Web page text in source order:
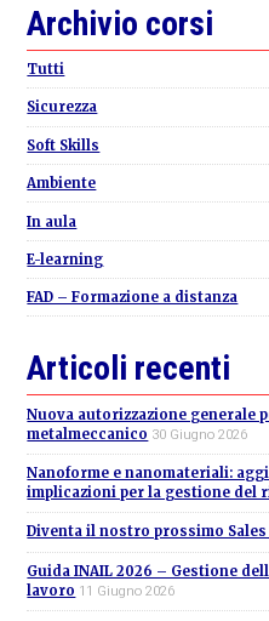
Primary
Sidebar
Archivio corsi
Tutti
Sicurezza
Soft Skills
Ambiente
In aula
E-learning
FAD – Formazione a distanza
Articoli recenti
Nuova autorizzazione generale
metalmeccanico 30 Giugno 2026
Nanoforme e nanomateriali:
implicazioni per la gestione del
Diventa il nostro prossimo
Guida INAIL 2026 – Gestione
lavoro 11 Giugno 2026